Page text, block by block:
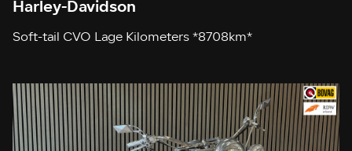
Harley-Davidson
Soft-tail CVO Lage Kilometers *8708km*